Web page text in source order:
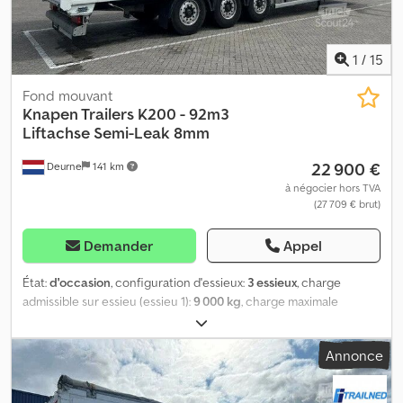
1 / 15
Deurne 141 km
Fond mouvant
Knapen Trailers K200 - 92m3
Liftachse Semi-Leak 8mm
22 900 €
à négocier hors TVA
(27 709 € brut)
Demander Appel
État:d'occasion, configuration d'essieux: 3 essieux, charge
admissible sur essieu (essieu 1):9 000 kg, charge maximale
9 000 kg
autorisée (essieu 3):9 000 kg, première immatriculation:01/2020,
suspension:air, dimension des pneus: 385/65R22.5, couleur:
blanc, Année de construction: 2020, Équipement:ABS, = Options
et accessoires supplémentaires = - Système de freinage
Annonce